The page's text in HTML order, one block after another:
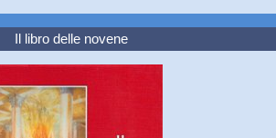
Il libro delle novene